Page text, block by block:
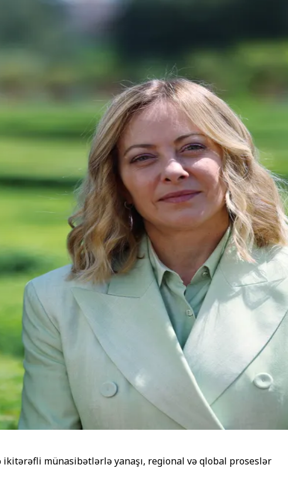
ikitərəfli münasibətlərlə yanaşı, regional və qlobal proseslər